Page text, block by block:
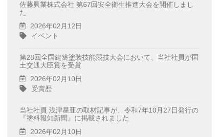
佐藤興業株式会社 第67回安全衛生推進大会を開催しまし
た
2026年02月12日
イベント
第28回全国建築塗装技能競技大会において、当社社員が国
土交通大臣賞を受賞
2026年02月10日
受賞歴
当社社員 浅津星亜の取材記事が、令和7年10月27日発行の
『塗料報知新聞』に掲載されました
2026年02月10日